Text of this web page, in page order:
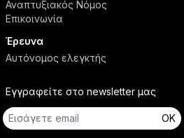
Αναπτυξιακός Νόμος
Επικοινωνία
Έρευνα
Αυτόνομος ελεγκτής
Εγγραφείτε στο newsletter μας
OK